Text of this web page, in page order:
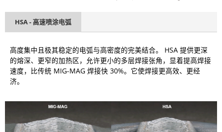
HSA - 高速喷涂电弧
高度集中且极其稳定的电弧与高密度的完美结合。 HSA 提供更深
的熔深、更窄的加热区，允许更小的多层焊接张角，显着提高焊接
速度，比传统 MIG-MAG 焊接快 30%。它使焊接更高效、更经
济。